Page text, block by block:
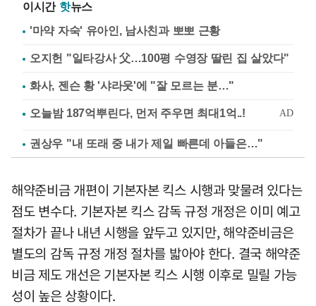
이시간 핫뉴스
'마약 자숙' 유아인, 남사친과 뽀뽀 근황
오지헌 "일타강사 父…100평 수영장 딸린 집 살았다"
화사, 젠슨 황 '샤라웃'에 "잘 모르는 분…"
권상우 "내 또래 중 내가 제일 빠른데 아들은…"
해약준비금 개편이 기본자본 킥스 시행과 맞물려 있다는
점도 변수다. 기본자본 킥스 감독 규정 개정은 이미 예고
절차가 끝나 내년 시행을 앞두고 있지만, 해약준비금은
별도의 감독 규정 개정 절차를 밟아야 한다. 결국 해약준
비금 제도 개선은 기본자본 킥스 시행 이후로 밀릴 가능
성이 높은 상황이다.